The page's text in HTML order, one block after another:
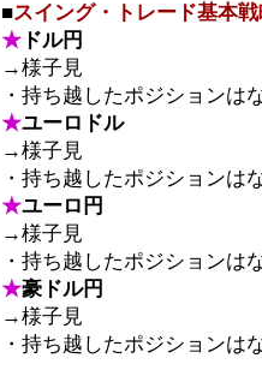
■スイング・トレード基本
★ ドル円
→様子見
・持ち越したポジションは
★ユーロドル
→様子見
・持ち越したポジションは
★ユーロ円
→様子見
・持ち越したポジションは
★豪ドル円
→様子見
・持ち越したポジションは